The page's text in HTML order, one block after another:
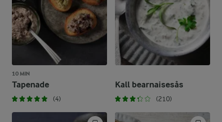
10 MIN
Tapenade
(4)
Kall bearnaisesås
(210)